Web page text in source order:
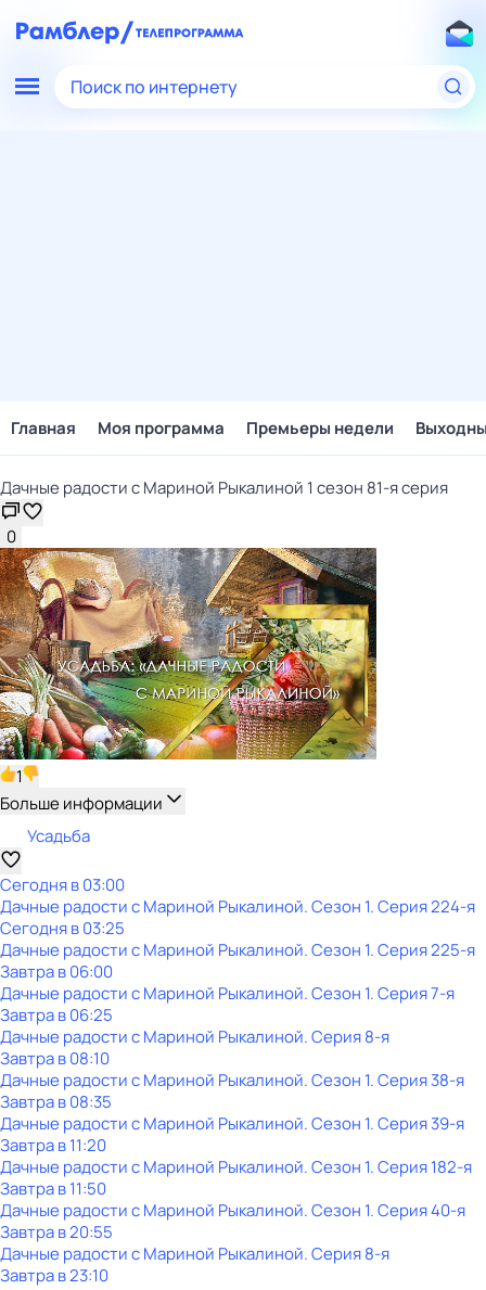
Поиск по интернету
Главная Моя программа Премьеры недели
Дачные радости с Мариной Рыкалиной 1 сезон 81-я серия
0
1
Больше информации
Усадьба
Сегодня в 03:00
Дачные радости с Мариной Рыкалиной. Сезон 1. Серия 224-я
Сегодня в 03:25
Дачные радости с Мариной Рыкалиной. Сезон 1. Серия 225-я
Завтра в 06:00
Дачные радости с Мариной Рыкалиной. Сезон 1. Серия 7-я
Завтра в 06:25
Дачные радости с Мариной Рыкалиной. Серия 8-я
Завтра в 08:10
Дачные радости с Мариной Рыкалиной. Сезон 1. Серия 38-я
Завтра в 08:35
Дачные радости с Мариной Рыкалиной. Сезон 1. Серия 39-я
Завтра в 11:20
Дачные радости с Мариной Рыкалиной. Сезон 1. Серия 182-я
Завтра в 11:50
Дачные радости с Мариной Рыкалиной. Сезон 1. Серия 40-я
Завтра в 20:55
Дачные радости с Мариной Рыкалиной. Серия 8-я
Завтра в 23:10